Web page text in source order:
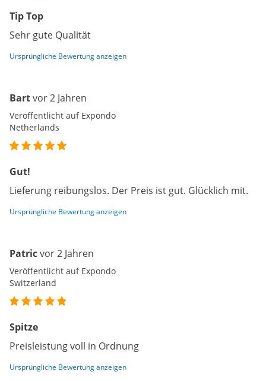
Tip Top
Sehr gute Qualität
Ursprüngliche Bewertung anzeigen
Bartvor 2 Jahren
Veröffentlicht auf Expondo
Netherlands
Gut!
Lieferung reibungslos. Der Preis ist gut. Glücklich mit.
Ursprüngliche Bewertung anzeigen
Patricvor 2 Jahren
Veröffentlicht auf Expondo
Switzerland
Spitze
Preisleistung voll in Ordnung
Ursprüngliche Bewertung anzeigen